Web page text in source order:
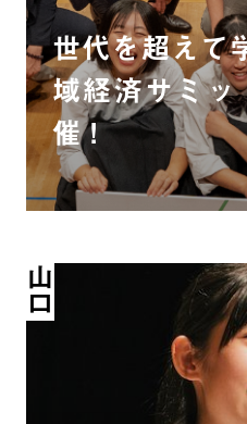
世代を超えて
域経済サミ
催！
山口